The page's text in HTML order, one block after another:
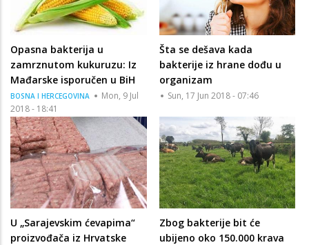
Opasna bakterija u
zamrznutom kukuruzu: Iz
Mađarske isporučen u BiH
BOSNA I HERCEGOVINA
Mon, 9 Jul
2018 - 18:41
Šta se dešava kada
bakterije iz hrane dođu u
organizam
Sun, 17 Jun 2018 - 07:46
U „Sarajevskim ćevapima“
proizvođača iz Hrvatske
Zbog bakterije bit će
ubijeno oko 150.000 krava